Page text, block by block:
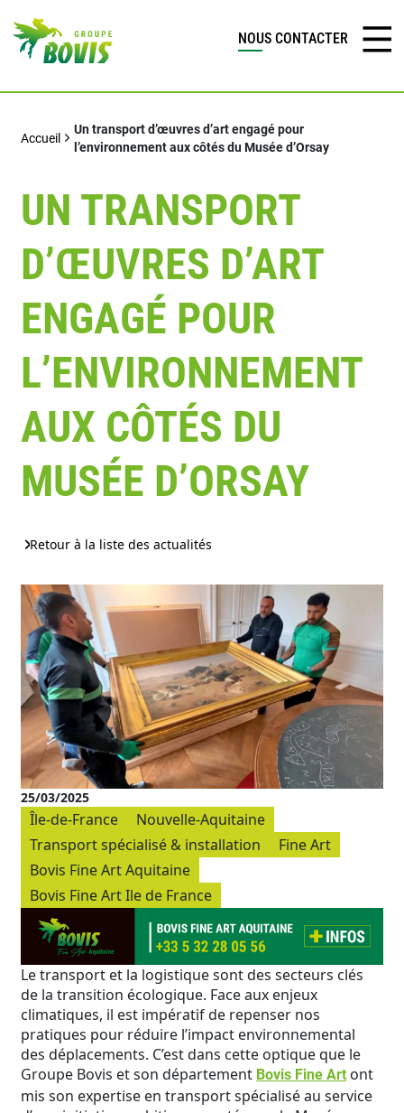
NOUS CONTACTER
Accueil
Un transport d’œuvres d’art engagé pour
l’environnement aux côtés du Musée d’Orsay
UN TRANSPORT
D’ŒUVRES D’ART
ENGAGÉ POUR
L’ENVIRONNEMENT
AUX CÔTÉS DU
MUSÉE D’ORSAY
Retour à la liste des actualités
25/03/2025
Île-de-France
Nouvelle-Aquitaine
Transport spécialisé & installation
Fine Art
Bovis Fine Art Aquitaine
Bovis Fine Art Ile de France
Le transport et la logistique sont des secteurs clés
de la transition écologique. Face aux enjeux
climatiques, il est impératif de repenser nos
pratiques pour réduire l’impact environnemental
des déplacements. C’est dans cette optique que le
Groupe Bovis et son département Bovis Fine Art ont
mis son expertise en transport spécialisé au service